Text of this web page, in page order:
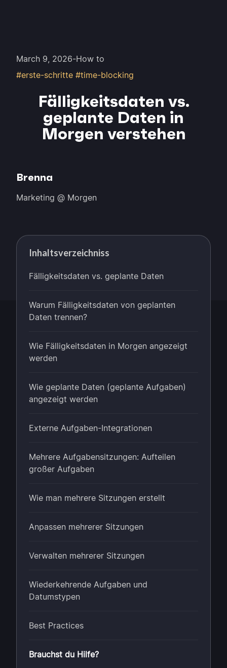
March 9, 2026-How to
#erste-schritte #time-blocking
Fälligkeitsdaten vs.
geplante Daten in
Morgen verstehen
Brenna
Marketing @ Morgen
Inhaltsverzeichniss
Fälligkeitsdaten vs. geplante Daten
Warum Fälligkeitsdaten von geplanten
Daten trennen?
Wie Fälligkeitsdaten in Morgen angezeigt
werden
Wie geplante Daten (geplante Aufgaben)
angezeigt werden
Externe Aufgaben-Integrationen
Mehrere Aufgabensitzungen: Aufteilen
großer Aufgaben
Wie man mehrere Sitzungen erstellt
Anpassen mehrerer Sitzungen
Verwalten mehrerer Sitzungen
Wiederkehrende Aufgaben und
Datumstypen
Best Practices
Brauchst du Hilfe?